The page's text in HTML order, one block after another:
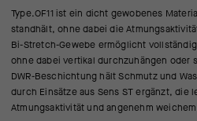
Type.OF11 ist ein dicht gewobenes
standhält, ohne dabei die
Bi-Stretch-Gewebe ermöglicht
ohne dabei vertikal durchzuhängen oder
DWR-Beschichtung hält Schmutz und
durch Einsätze aus Sens ST ergänzt, die
Atmungsaktivität und angenehm